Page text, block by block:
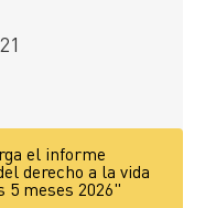
el informe
derecho a la vida
5 meses 2026"